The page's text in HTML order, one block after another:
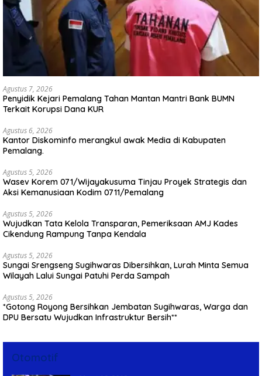
Agustus 7, 2026
Penyidik Kejari Pemalang Tahan Mantan Mantri Bank BUMN
Terkait Korupsi Dana KUR
Agustus 6, 2026
Kantor Diskominfo merangkul awak Media di Kabupaten
Pemalang.
Agustus 5, 2026
Wasev Korem 071/Wijayakusuma Tinjau Proyek Strategis dan
Aksi Kemanusiaan Kodim 0711/Pemalang
Agustus 5, 2026
Wujudkan Tata Kelola Transparan, Pemeriksaan AMJ Kades
Cikendung Rampung Tanpa Kendala
Agustus 5, 2026
Sungai Srengseng Sugihwaras Dibersihkan, Lurah Minta Semua
Wilayah Lalui Sungai Patuhi Perda Sampah
Agustus 5, 2026
*Gotong Royong Bersihkan Jembatan Sugihwaras, Warga dan
DPU Bersatu Wujudkan Infrastruktur Bersih**
Otomotif